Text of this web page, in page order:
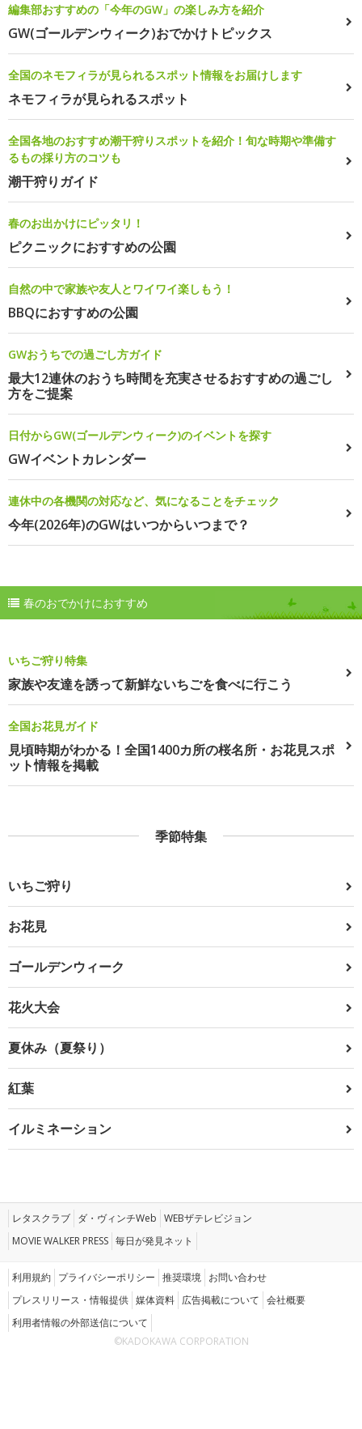
編集部おすすめの「今年のGW」の楽しみ方を紹介
GW(ゴールデンウィーク)おでかけトピックス
全国のネモフィラが見られるスポット情報をお届けします
ネモフィラが見られるスポット
全国各地のおすすめ潮干狩りスポットを紹介！旬な時期や準備す
るもの採り方のコツも
潮干狩りガイド
春のお出かけにピッタリ！
ピクニックにおすすめの公園
自然の中で家族や友人とワイワイ楽しもう！
BBQにおすすめの公園
GWおうちでの過ごし方ガイド
最大12連休のおうち時間を充実させるおすすめの過ごし
方をご提案
日付からGW(ゴールデンウィーク)のイベントを探す
GWイベントカレンダー
連休中の各機関の対応など、気になることをチェック
今年(2026年)のGWはいつからいつまで？
春のおでかけにおすすめ
いちご狩り特集
家族や友達を誘って新鮮ないちごを食べに行こう
全国お花見ガイド
見頃時期がわかる！全国1400カ所の桜名所・お花見スポ
ット情報を掲載
季節特集
いちご狩り
お花見
ゴールデンウィーク
花火大会
夏休み（夏祭り）
紅葉
イルミネーション
レタスクラブ ダ・ヴィンチWeb WEBザテレビジョン
MOVIE WALKER PRESS 毎日が発見ネット
利用規約 プライバシーポリシー 推奨環境 お問い合わせ
プレスリリース・情報提供 媒体資料 広告掲載について 会社概要
利用者情報の外部送信について
©KADOKAWA CORPORATION